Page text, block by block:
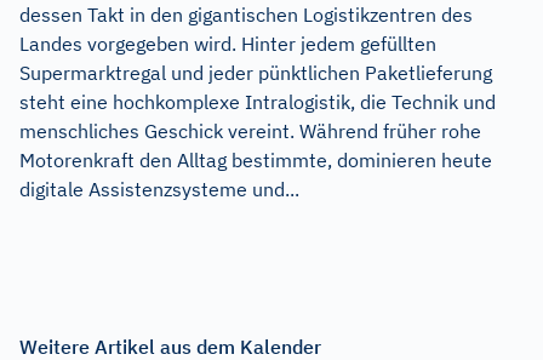
dessen Takt in den gigantischen Logistikzentren des
Landes vorgegeben wird. Hinter jedem gefüllten
Supermarktregal und jeder pünktlichen Paketlieferung
steht eine hochkomplexe Intralogistik, die Technik und
menschliches Geschick vereint. Während früher rohe
Motorenkraft den Alltag bestimmte, dominieren heute
digitale Assistenzsysteme und...
Weitere Artikel aus dem Kalender